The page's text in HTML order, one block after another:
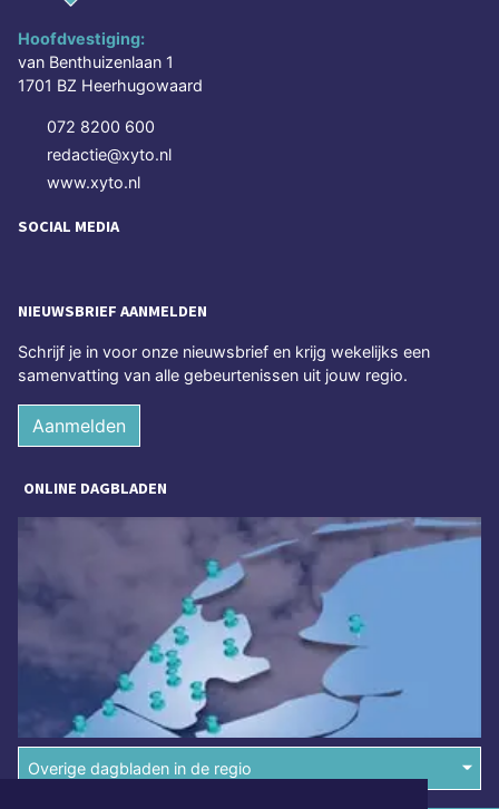
Hoofdvestiging:
van Benthuizenlaan 1
1701 BZ Heerhugowaard
072 8200 600
redactie@xyto.nl
www.xyto.nl
SOCIAL MEDIA
NIEUWSBRIEF AANMELDEN
Schrijf je in voor onze nieuwsbrief en krijg wekelijks een
samenvatting van alle gebeurtenissen uit jouw regio.
Aanmelden
ONLINE DAGBLADEN
Overige dagbladen in de regio